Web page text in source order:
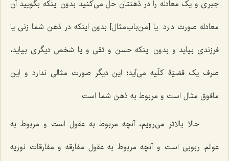
جبری و یک معادله را در ذهنتان حل می‌کنید بدون اینکه بگویید آن
معادله صورت دارد. یا [من‌باب‌مثال] بدون اینکه در ذهن شما زنی یا
فرزندی بیاید و بدون اینکه حسن و تقی و یا شخص دیگری بیاید،
صرف یک قضیّۀ کلّیه می‌آید؛ این دیگر صورت مثالی ندارد و این
مافوق مثال است و مربوط به ذهن شما است.
حالا بالاتر می‌رویم، آنچه مربوط به عقول است و مربوط به
عوالم ربوبی است و آنچه مربوط به عقول مفارقه و مفارقات نوریه